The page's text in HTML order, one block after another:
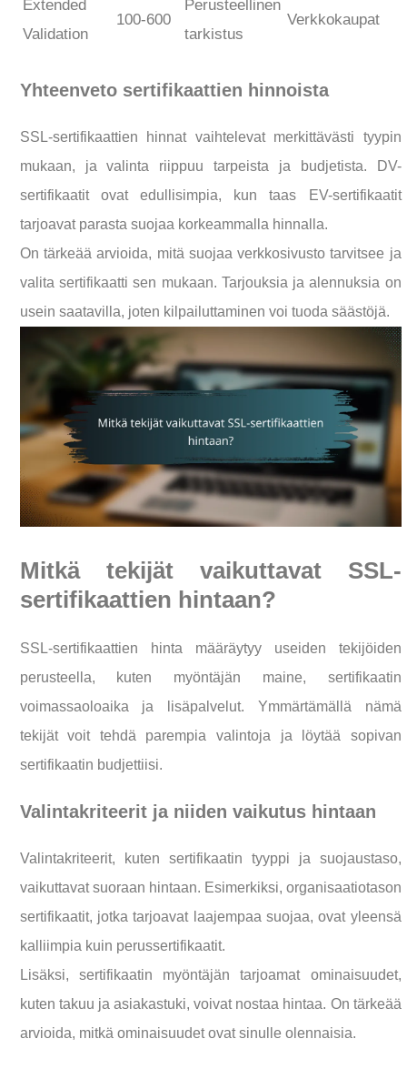
Extended
Validation
100-600
Perusteellinen
tarkistus
Verkkokaupat
Yhteenveto sertifikaattien hinnoista
SSL-sertifikaattien hinnat vaihtelevat merkittävästi tyypin
mukaan, ja valinta riippuu tarpeista ja budjetista. DV-
sertifikaatit ovat edullisimpia, kun taas EV-sertifikaatit
tarjoavat parasta suojaa korkeammalla hinnalla.
On tärkeää arvioida, mitä suojaa verkkosivusto tarvitsee ja
valita sertifikaatti sen mukaan. Tarjouksia ja alennuksia on
usein saatavilla, joten kilpailuttaminen voi tuoda säästöjä.
Mitkä tekijät vaikuttavat SSL-
sertifikaattien hintaan?
SSL-sertifikaattien hinta määräytyy useiden tekijöiden
perusteella, kuten myöntäjän maine, sertifikaatin
voimassaoloaika ja lisäpalvelut. Ymmärtämällä nämä
tekijät voit tehdä parempia valintoja ja löytää sopivan
sertifikaatin budjettiisi.
Valintakriteerit ja niiden vaikutus hintaan
Valintakriteerit, kuten sertifikaatin tyyppi ja suojaustaso,
vaikuttavat suoraan hintaan. Esimerkiksi, organisaatiotason
sertifikaatit, jotka tarjoavat laajempaa suojaa, ovat yleensä
kalliimpia kuin perussertifikaatit.
Lisäksi, sertifikaatin myöntäjän tarjoamat ominaisuudet,
kuten takuu ja asiakastuki, voivat nostaa hintaa. On tärkeää
arvioida, mitkä ominaisuudet ovat sinulle olennaisia.